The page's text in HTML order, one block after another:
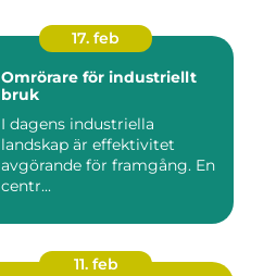
17. feb
Omrörare för industriellt
bruk
I dagens industriella
landskap är effektivitet
avgörande för framgång. En
centr...
11. feb